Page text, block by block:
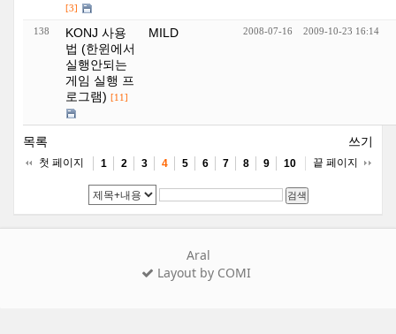
[3]
138
KONJ 사용
법 (한윈에서
실행안되는
게임 실행 프
로그램) [11]
MILD 2008-07-16 2009-10-23 16:14
목록 쓰기
첫 페이지 1 2 3 4 5 6 7 8 9 10 끝 페이지
검색
Aral
Layout by COMI